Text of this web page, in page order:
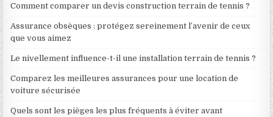
Comment comparer un devis construction terrain de tennis ?
Assurance obsèques : protégez sereinement l’avenir de ceux
que vous aimez
Le nivellement influence-t-il une installation terrain de tennis ?
Comparez les meilleures assurances pour une location de
voiture sécurisée
Quels sont les pièges les plus fréquents à éviter avant